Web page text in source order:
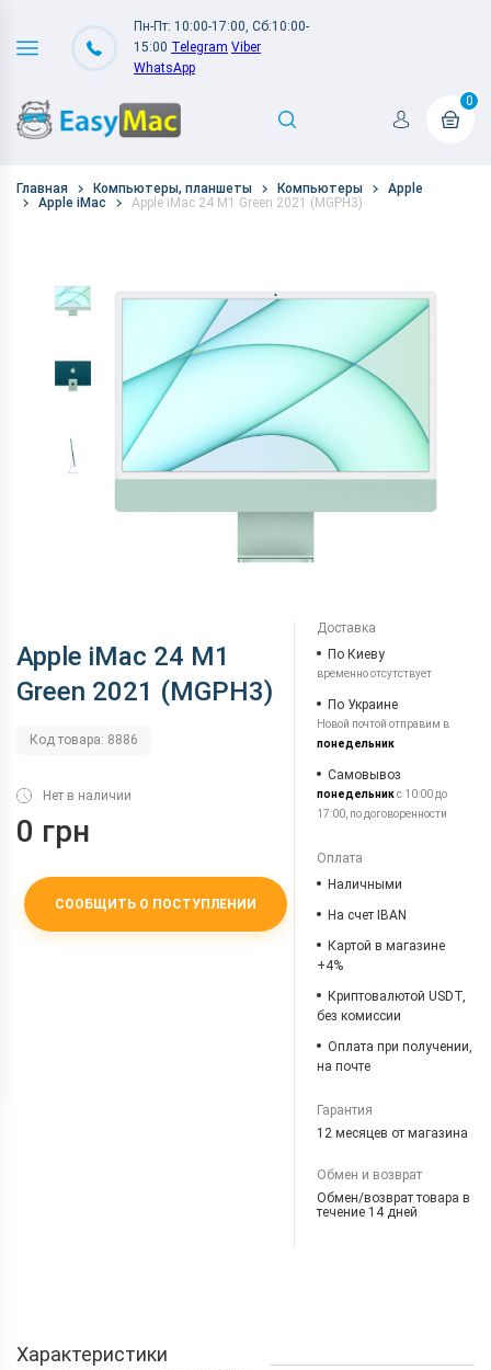
Пн-Пт: 10:00-17:00, Сб:10:00-
15:00 Telegram Viber
WhatsApp
0
Главная Компьютеры, планшеты Компьютеры
Apple
Apple iMac
Apple iMac 24 M1 Green 2021 (MGPH3)
Apple iMac 24 M1
Green 2021 (MGPH3)
Код товара: 8886
Нет в наличии
0 грн
СООБЩИТЬ О ПОСТУПЛЕНИИ
Доставка
По Киеву
временно отсутствует
По Украине
Новой почтой отправим в
понедельник
Самовывоз
понедельникс 10:00 до
17:00, по договоренности
Оплата
Наличными
На счет IBAN
Картой в магазине
+4%
Криптовалютой USDT,
без комиссии
Оплата при получении,
на почте
Гарантия
12 месяцев от магазина
Обмен и возврат
Обмен/возврат товара в
течение 14 дней
Характеристики